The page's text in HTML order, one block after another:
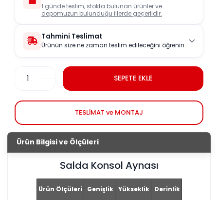
1 günde teslim, stokta bulunan ürünler ve
depomuzun bulunduğu illerde geçerlidir.
Tahmini Teslimat
Ürünün size ne zaman teslim edileceğini öğrenin.
SEPETE EKLE
TESLİMAT ve MONTAJ
Ürün Bilgisi ve Ölçüleri
Salda Konsol Aynası
Ürün Ölçüleri Genişlik Yükseklik Derinlik